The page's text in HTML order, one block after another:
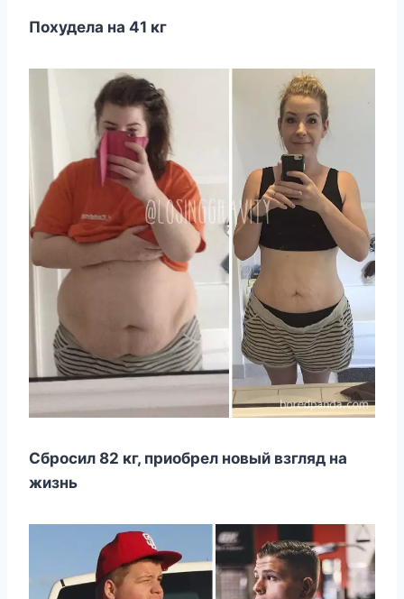
Похудела на 41 кг
Сбросил 82 кг, приобрел новый взгляд на
жизнь